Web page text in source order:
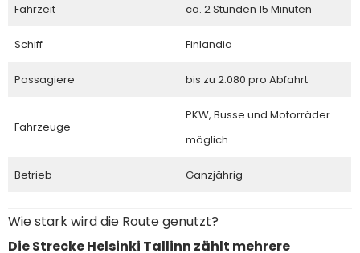
Fahrzeit ca. 2 Stunden 15 Minuten
Schiff Finlandia
Passagiere bis zu 2.080 pro Abfahrt
Fahrzeuge
PKW, Busse und Motorräder
möglich
Betrieb Ganzjährig
Wie stark wird die Route genutzt?
Die Strecke Helsinki Tallinn zählt mehrere